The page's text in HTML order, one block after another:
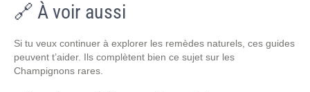
🔗 À voir aussi
Si tu veux continuer à explorer les remèdes naturels, ces guides
peuvent t’aider. Ils complètent bien ce sujet sur les
Champignons rares.